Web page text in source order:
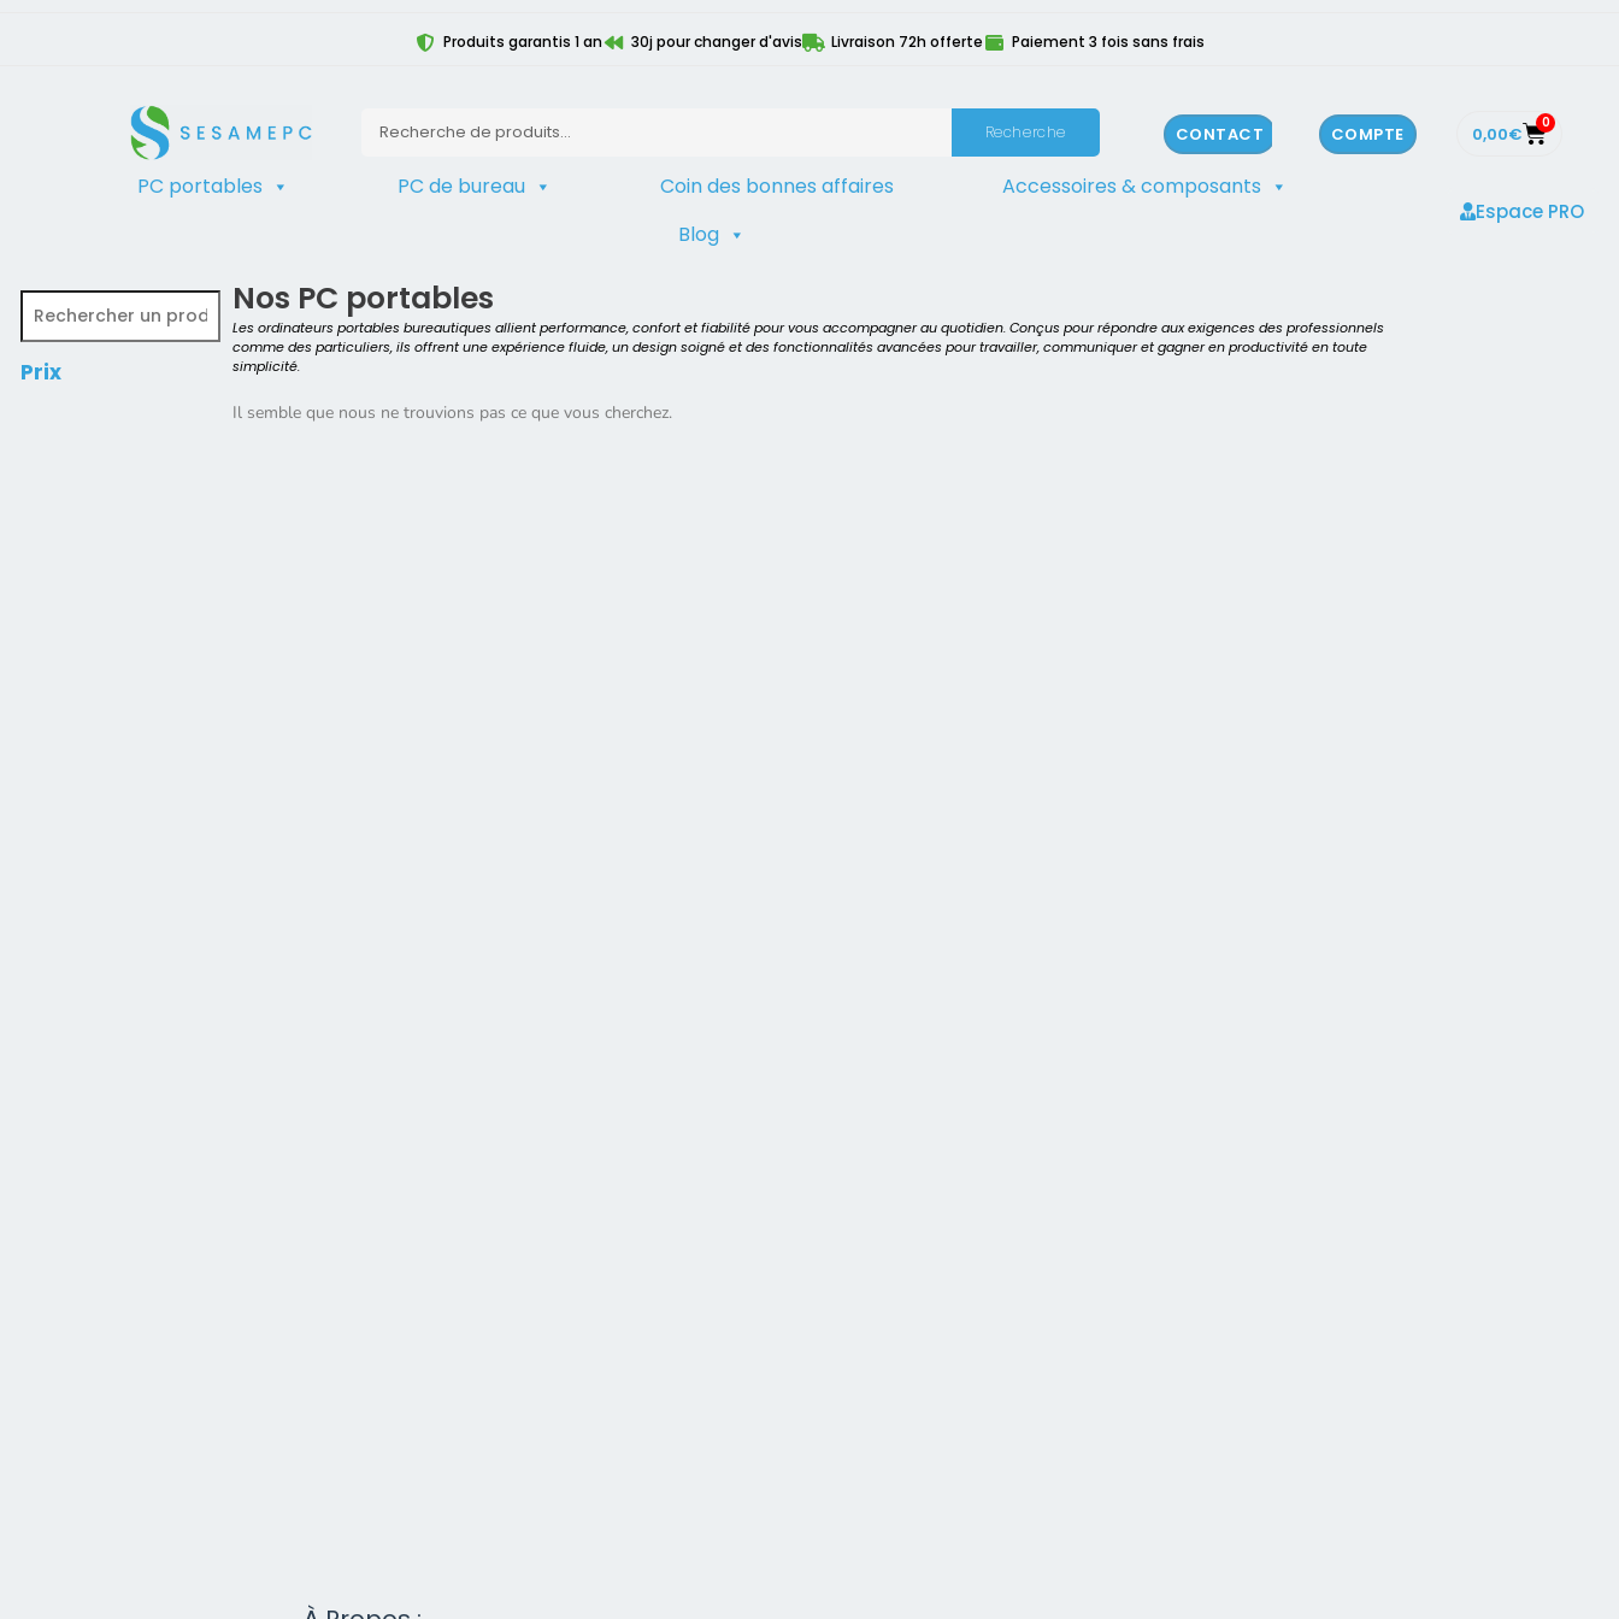
Produits garantis 1 an 30j pour changer d'avis Livraison 72h offerte Paiement 3 fois sans frais
Recherche CONTACT COMPTE 0,00€ 0
PC portables PC de bureau Coin des bonnes affaires
Accessoires & composants
Blog
Espace PRO
Prix
Dell Latitude E5570
Nos PC portables
Les ordinateurs portables bureautiques allient performance, confort et fiabilité pour vous accompagner au quotidien. Conçus pour répondre aux exigences des professionnels
comme des particuliers, ils offrent une expérience fluide, un design soigné et des fonctionnalités avancées pour travailler, communiquer et gagner en productivité en toute
simplicité.
Il semble que nous ne trouvions pas ce que vous cherchez.